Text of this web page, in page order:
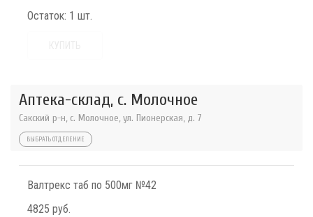
Остаток: 1 шт.
Аптека-склад, с. Молочное
Сакский р-н, с. Молочное, ул. Пионерская, д. 7
ВЫБРАТЬ ОТДЕЛЕНИЕ
Валтрекс таб по 500мг №42
4825 руб.